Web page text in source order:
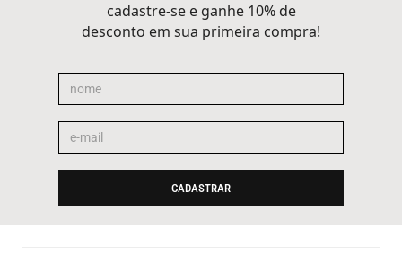
cadastre-se e ganhe 10% de
desconto em sua primeira compra!
CADASTRAR